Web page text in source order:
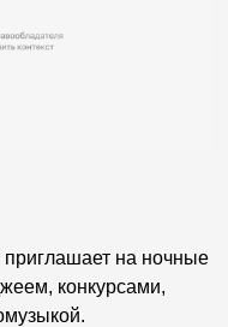
приглашает на ночные
конкурсами,